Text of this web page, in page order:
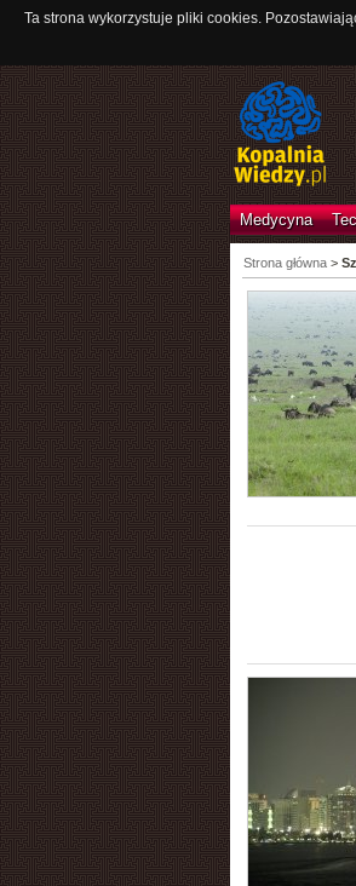
Ta strona wykorzystuje pliki cookies.
Medycyna
Strona główna>